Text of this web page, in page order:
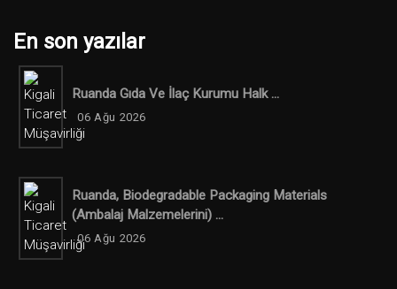
En son yazılar
Ruanda Gıda Ve İlaç Kurumu Halk ...
06 Ağu 2026
Ruanda, Biodegradable Packaging Materials
(ambalaj Malzemelerini) ...
06 Ağu 2026